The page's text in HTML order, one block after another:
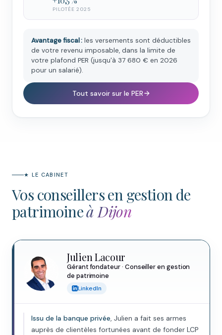
PILOTÉE 2025
Avantage fiscal : les versements sont déductibles
de votre revenu imposable, dans la limite de
votre plafond PER (jusqu'à 37 680 € en 2026
pour un salarié).
Tout savoir sur le PER
★ LE CABINET
Vos conseillers en gestion de
patrimoineà Dijon
Julien Lacour
Gérant fondateur · Conseiller en gestion
de patrimoine
LinkedIn
Issu de la banque privée, Julien a fait ses armes
auprès de clientèles fortunées avant de fonder LCP